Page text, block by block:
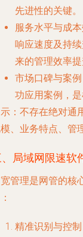
先进性的关键。
服务水平与成
响应速度及持
来的管理效率
市场口碑与案例
功应用案例，
：不存在绝对通
、业务特点、管
局域网限速软
管理是网管的核
精准识别与控制